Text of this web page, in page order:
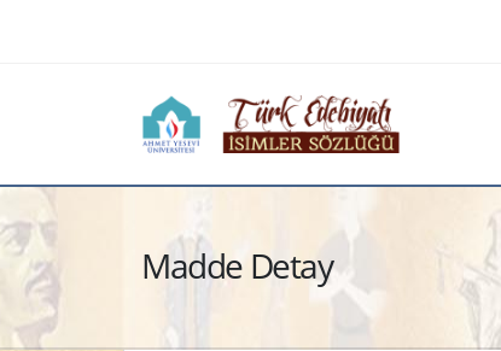
Madde Detay